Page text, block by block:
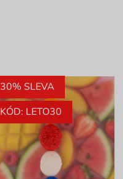
30% SLEVA
KÓD: LETO30